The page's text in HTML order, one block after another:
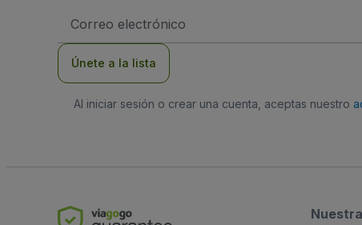
de
Únete a la lista
Al iniciar sesión o crear una cuenta, aceptas nuestro